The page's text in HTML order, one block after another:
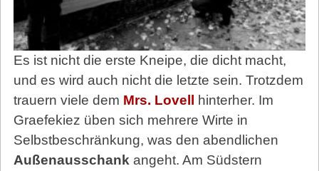
Es ist nicht die erste Kneipe, die dicht macht,
und es wird auch nicht die letzte sein. Trotzdem
trauern viele dem Mrs. Lovell hinterher. Im
Graefekiez üben sich mehrere Wirte in
Selbstbeschränkung, was den abendlichen
Außenausschank angeht. Am Südstern